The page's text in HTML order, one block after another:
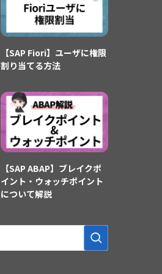
【SAP Fiori】ユーザに権限
割り当てる方法
【SAP ABAP】ブレイクポ
イント・ウォッチポイント
について解説